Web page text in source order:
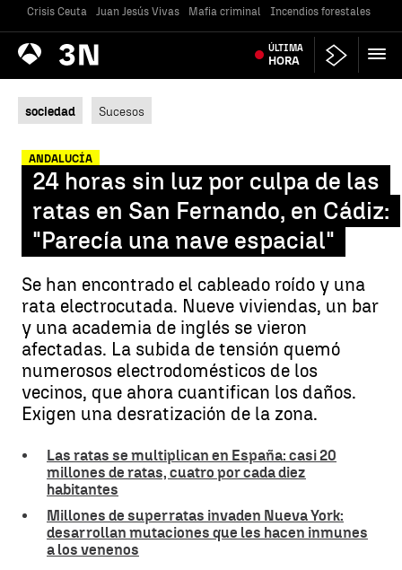
Crisis Ceuta Juan Jesús Vivas Mafia criminal Incendios forestales
Antena
3 Noticias ÚLTIMA
HORA
sociedad Sucesos
ANDALUCÍA
24 horas sin luz por culpa de las
ratas en San Fernando, en Cádiz:
"Parecía una nave espacial"
Se han encontrado el cableado roído y una
rata electrocutada. Nueve viviendas, un bar
y una academia de inglés se vieron
afectadas. La subida de tensión quemó
numerosos electrodomésticos de los
vecinos, que ahora cuantifican los daños.
Exigen una desratización de la zona.
Las ratas se multiplican en España: casi 20
millones de ratas, cuatro por cada diez
habitantes
Millones de superratas invaden Nueva York:
desarrollan mutaciones que les hacen inmunes
a los venenos